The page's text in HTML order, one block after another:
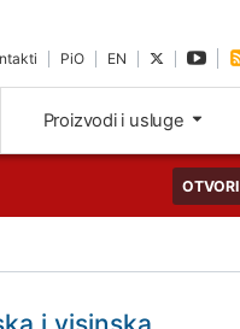
PiO EN
Proizvodi i usluge
OTVORI